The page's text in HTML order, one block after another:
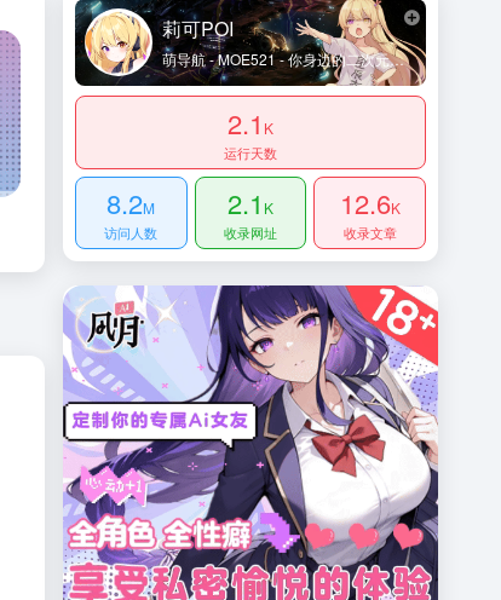
莉可POI
萌导航 - MOE521 - 你身边的二次元导航姬 - 及时收录动漫网站及资讯、宅网站、萌网站、动画、漫画、游戏等内容。让您获得更加简单快捷的二次元体验！
2.1 K
运行天数
8.2M
访问人数
2.1 K
收录网址
12.6K
收录文章